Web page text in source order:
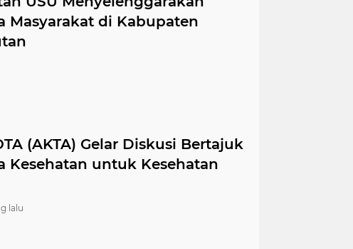
Masyarakat di Kabupaten
(AKTA) Gelar Diskusi Bertajuk
Kesehatan untuk Kesehatan
lalu